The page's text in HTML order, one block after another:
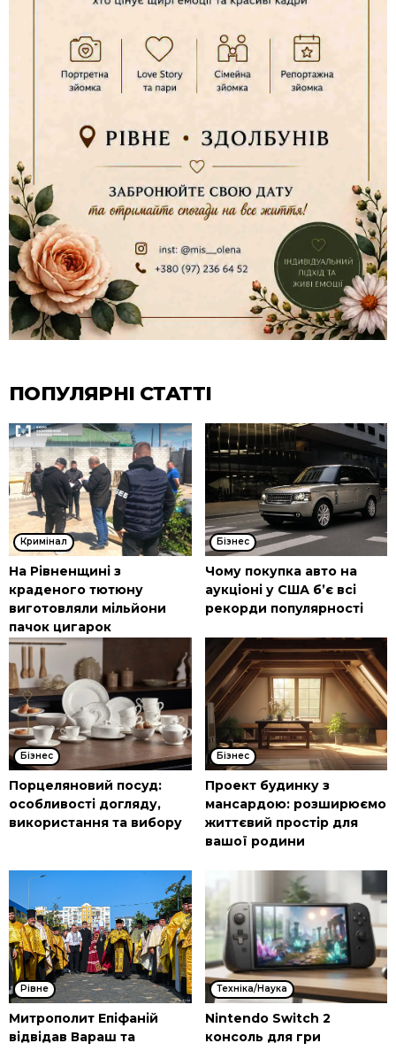
ПОПУЛЯРНІ СТАТТІ
Кримінал
На Рівненщині з
краденого тютюну
виготовляли мільйони
пачок цигарок
Бізнес
Чому покупка авто на
аукціоні у США б’є всі
рекорди популярності
Бізнес
Порцеляновий посуд:
особливості догляду,
використання та вибору
Бізнес
Проект будинку з
мансардою: розширюємо
життєвий простір для
вашої родини
Рівне
Митрополит Епіфаній
відвідав Вараш та
Техніка/Наука
Nintendo Switch 2
консоль для гри